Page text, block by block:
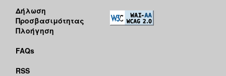
Δήλωση
Προσβασιμότητας
Πλοήγηση
FAQs
RSS